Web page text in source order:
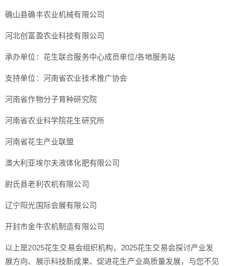
确山县确丰农业机械有限公司
河北创富盈农业科技有限公司
承办单位：花生联合服务中心成员单位/各地服务站
支持单位：河南省农业技术推广协会
河南省作物分子育种研究院
河南省农业科学院花生研究所
河南省花生产业联盟
澳大利亚埃尔夫液体化肥有限公司
尉氏县老利农机有限公司
辽宁阳光国际会展有限公司
开封市金牛农机制造有限公司
以上是2025花生交易会组织机构，2025花生交易会探讨产业发
展方向、展示科技新成果、促进花生产业高质量发展，与您不见